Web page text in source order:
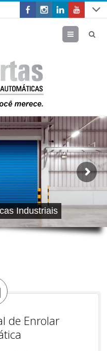
Menu
Industriais
de Enrolar